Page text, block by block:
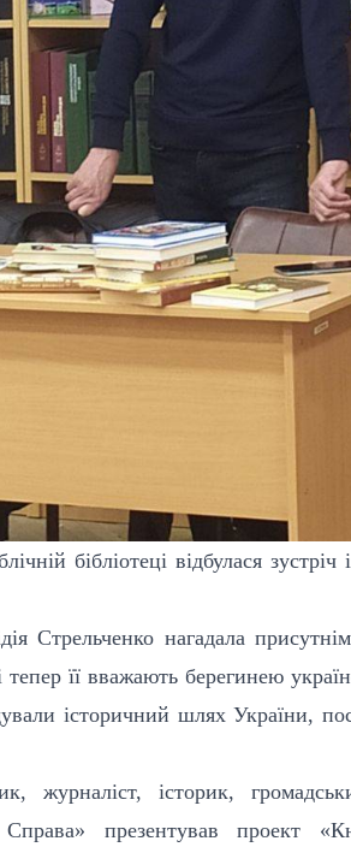
бібліотеці відбулася
Стрельченко нагадала
її вважають берегинею
історичний шлях України,
журналіст, історик,
презентував проект